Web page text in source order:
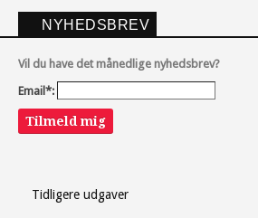
NYHEDSBREV
Vil du have det månedlige nyhedsbrev?
Email*:
Tilmeld mig
Tidligere udgaver